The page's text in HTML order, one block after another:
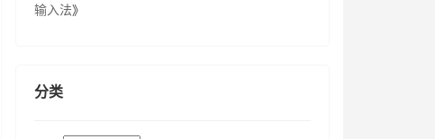
输入法》
分类